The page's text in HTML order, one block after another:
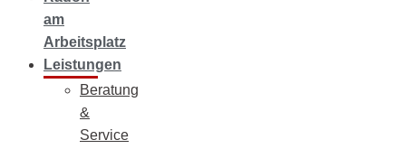
am
Arbeitsplatz
Leistungen
Beratung
&
Service